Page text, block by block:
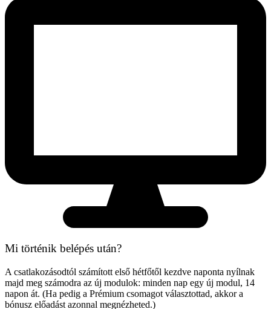
Mi történik belépés után?
A csatlakozásodtól számított első hétfőtől kezdve naponta nyílnak
majd meg számodra az új modulok: minden nap egy új modul, 14
napon át. (Ha pedig a Prémium csomagot választottad, akkor a
bónusz előadást azonnal megnézheted.)